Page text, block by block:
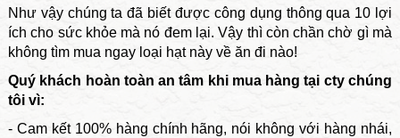
Như vậy chúng ta đã biết được công dụng thông qua 10 lợi
ích cho sức khỏe mà nó đem lại. Vậy thì còn chần chờ gì mà
không tìm mua ngay loại hạt này về ăn đi nào!
Quý khách hoàn toàn an tâm khi mua hàng tại cty chúng
tôi vì:
- Cam kết 100% hàng chính hãng, nói không với hàng nhái,